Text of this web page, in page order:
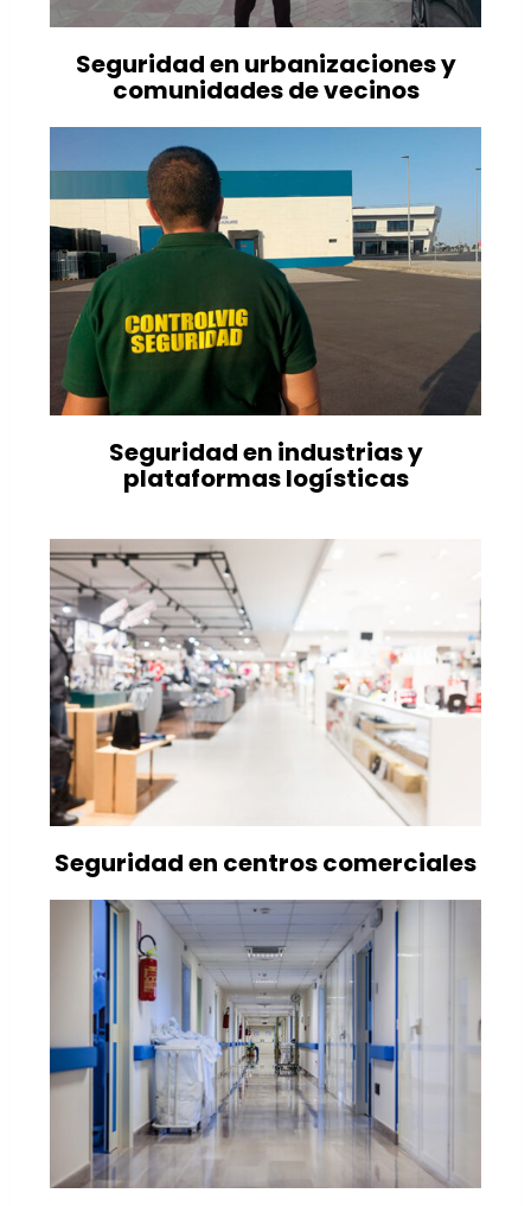
Seguridad en urbanizaciones y
comunidades de vecinos
Seguridad en industrias y
plataformas logísticas
Seguridad en centros comerciales